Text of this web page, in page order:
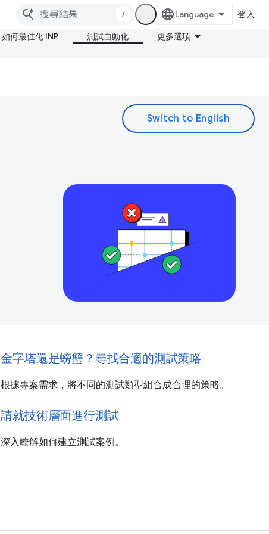
/ 登入
如何最佳化 INP 測試自動化 更多選項
金字塔還是螃蟹？尋找合適的測試策略
根據專案需求，將不同的測試類型組合成合理的策略。
請就技術層面進行測試
深入瞭解如何建立測試案例。